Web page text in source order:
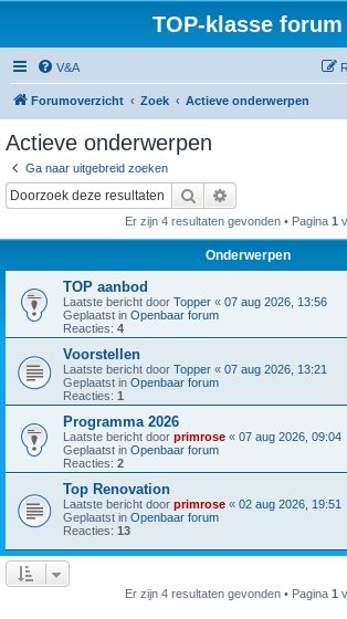
TOP-klasse forum
V&A
Forumoverzicht Zoek Actieve onderwerpen
Actieve onderwerpen
Ga naar uitgebreid zoeken
Zoek
Er zijn 4 resultaten gevonden • Pagina 1
Onderwerpen
TOP aanbod
Laatste bericht door Topper « 07 aug 2026, 13:56
Geplaatst in Openbaar forum
Reacties: 4
Voorstellen
Laatste bericht door Topper « 07 aug 2026, 13:21
Geplaatst in Openbaar forum
Reacties: 1
Programma 2026
Laatste bericht door primrose « 07 aug 2026, 09:04
Geplaatst in Openbaar forum
Reacties: 2
Top Renovation
Laatste bericht door primrose « 02 aug 2026, 19:51
Geplaatst in Openbaar forum
Reacties: 13
Er zijn 4 resultaten gevonden • Pagina 1